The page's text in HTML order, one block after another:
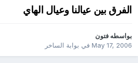
الفرق بين عيالنا وعيال الهاي
بواسطه فتون
May 17, 2006في بوابة الساخر